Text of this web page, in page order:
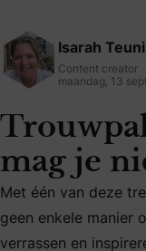
Isarah
Content creator
maandag, 13
mag je
Met één van deze
Met één van deze
geen enkele manier
verrassen en